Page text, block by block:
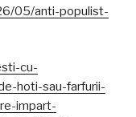
05/anti-populist-
cu-
hoti-sau-farfurii-
impart-